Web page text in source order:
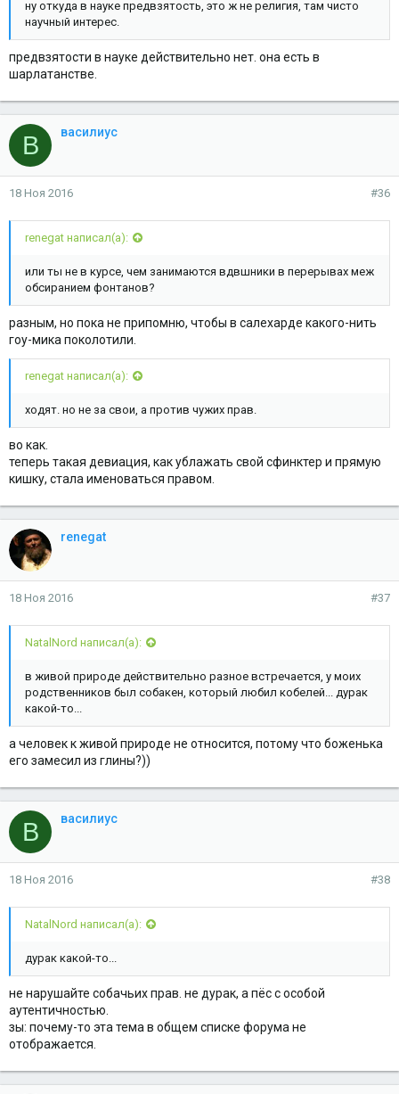
ну откуда в науке предвзятость, это ж не религия, там чисто
научный интерес.
предвзятости в науке действительно нет. она есть в
шарлатанстве.
В василиус
18 Ноя 2016 #36
renegat написал(а):
или ты не в курсе, чем занимаются вдвшники в перерывах меж
обсиранием фонтанов?
разным, но пока не припомню, чтобы в салехарде какого-нить
гоу-мика поколотили.
renegat написал(а):
ходят. но не за свои, а против чужих прав.
во как.
теперь такая девиация, как ублажать свой сфинктер и прямую
кишку, стала именоваться правом.
renegat
18 Ноя 2016 #37
NatalNord написал(а):
в живой природе действительно разное встречается, у моих
родственников был собакен, который любил кобелей... дурак
какой-то...
а человек к живой природе не относится, потому что боженька
его замесил из глины?))
В василиус
18 Ноя 2016 #38
NatalNord написал(а):
дурак какой-то...
не нарушайте собачьих прав. не дурак, а пёс с особой
аутентичностью.
зы: почему-то эта тема в общем списке форума не
отображается.